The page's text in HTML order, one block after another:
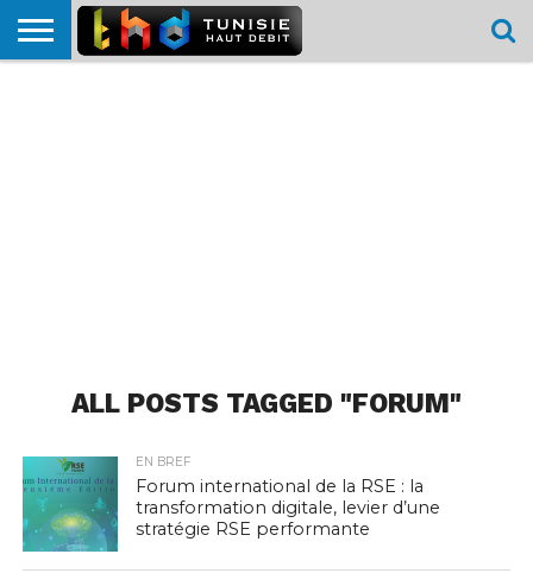
ALL POSTS TAGGED "FORUM"
EN BREF
Forum international de la RSE : la
transformation digitale, levier d’une
stratégie RSE performante